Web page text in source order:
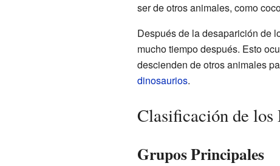
ser de otros animales, como
Después de la desaparición de
mucho tiempo después. Esto
descienden de otros animales
dinosaurios.
Clasificación de los
Grupos Principales